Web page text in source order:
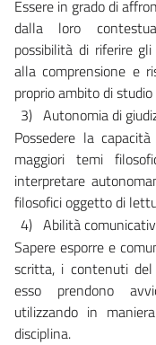
Essere in grado di
dalla loro
possibilità di riferire
alla comprensione e
proprioambitodistudio
3) Autonomiadi
Possedere la
maggiori temi
interpretare
filosoficioggettodi
4) Abilità
Sapere esporre e
scritta, i contenuti
esso prendono
utilizzando in
disciplina.